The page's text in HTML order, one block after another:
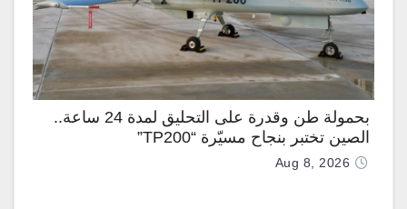
بحمولة طن وقدرة على التحليق لمدة 24 ساعة..
الصين تختبر بنجاح مسيّرة “TP200”
Aug 8, 2026